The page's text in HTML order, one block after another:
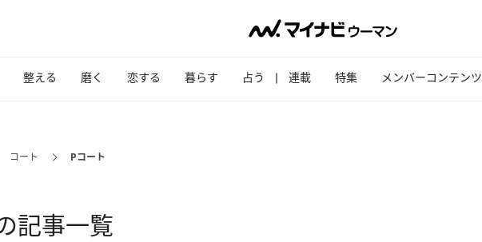
整える 磨く 恋する 暮らす 占う 連載 特集 メンバーコンテンツ
コート Pコート
記事一覧